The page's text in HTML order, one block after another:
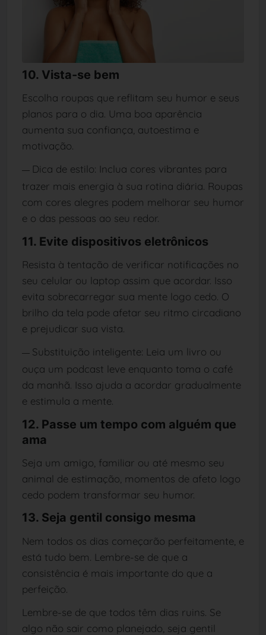
10. Vista-se bem
Escolha roupas que reflitam seu humor e seus
planos para o dia. Uma boa aparência
aumenta sua confiança, autoestima e
motivação.
— Dica de estilo: Inclua cores vibrantes para
trazer mais energia à sua rotina diária. Roupas
com cores alegres podem melhorar seu humor
e o das pessoas ao seu redor.
11. Evite dispositivos eletrônicos
Resista à tentação de verificar notificações no
seu celular ou laptop assim que acordar. Isso
evita sobrecarregar sua mente logo cedo. O
brilho da tela pode afetar seu ritmo circadiano
e prejudicar sua vista.
— Substituição inteligente: Leia um livro ou
ouça um podcast leve enquanto toma o café
da manhã. Isso ajuda a acordar gradualmente
e estimula a mente.
12. Passe um tempo com alguém que
ama
Seja um amigo, familiar ou até mesmo seu
animal de estimação, momentos de afeto logo
cedo podem transformar seu humor.
13. Seja gentil consigo mesma
Nem todos os dias começarão perfeitamente, e
está tudo bem. Lembre-se de que a
consistência é mais importante do que a
perfeição.
Lembre-se de que todos têm dias ruins. Se
algo não sair como planejado, seja gentil